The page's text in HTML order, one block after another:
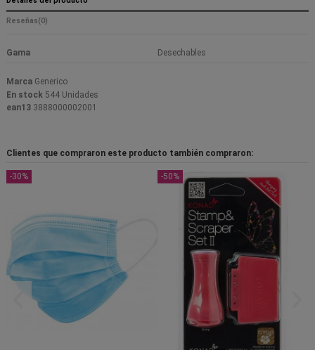
Reseñas(0)
Gama Desechables
Marca Generico
En stock 544 Unidades
ean13 3888000002001
Clientes que compraron este producto también compraron:
-30% -50%